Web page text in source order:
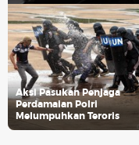
Aksi Pasukan Penjaga
Perdamaian Polri
Melumpuhkan Teroris